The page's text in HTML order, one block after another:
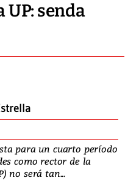
UP: senda
para un cuarto período
como rector de la
no será tan...